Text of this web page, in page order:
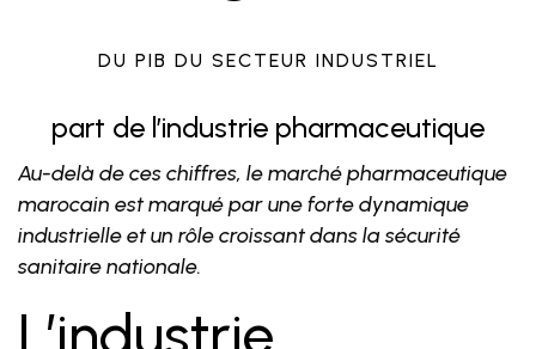
DU PIB DU SECTEUR INDUSTRIEL
part de l’industrie pharmaceutique
Au-delà de ces chiffres, le marché pharmaceutique
marocain est marqué par une forte dynamique
industrielle et un rôle croissant dans la sécurité
sanitaire nationale.
L’industrie